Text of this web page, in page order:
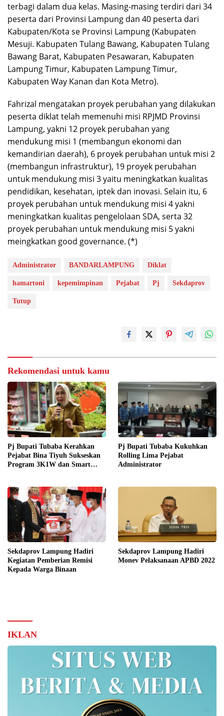
terbagi dalam dua kelas. Masing-masing terdiri dari 34
peserta dari Provinsi Lampung dan 40 peserta dari
Kabupaten/Kota se Provinsi Lampung (Kabupaten
Mesuji. Kabupaten Tulang Bawang, Kabupaten Tulang
Bawang Barat, Kabupaten Pesawaran, Kabupaten
Lampung Timur, Kabupaten Lampung Timur,
Kabupaten Way Kanan dan Kota Metro).
Fahrizal mengatakan proyek perubahan yang dilakukan
peserta diklat telah memenuhi misi RPJMD Provinsi
Lampung, yakni 12 proyek perubahan yang
mendukung misi 1 (membangun ekonomi dan
kemandirian daerah), 6 proyek perubahan untuk misi 2
(membangun infrastruktur), 19 proyek perubahan
untuk mendukung misi 3 yaitu meningkatkan kualitas
pendidikan, kesehatan, iptek dan inovasi. Selain itu, 6
proyek perubahan untuk mendukung misi 4 yakni
meningkatkan kualitas pengelolaan SDA, serta 32
proyek perubahan untuk mendukung misi 5 yakni
meingkatkan good governance. (*)
Administrator BANDARLAMPUNG Diklat
hamartoni kepemimpinan Pejabat Pj Sekdaprov
Tutup
Rekomendasi untuk kamu
Pj Bupati Tubaba Kerahkan
Pejabat Bina Tiyuh Sukseskan
Program 3K1W dan Smart
Pj Bupati Tubaba Kukuhkan
Rolling Lima Pejabat
Administrator
Sekdaprov Lampung Hadiri
Kegiatan Pemberian Remisi
Kepada Warga Binaan
Sekdaprov Lampung Hadiri
Monev Pelaksanaan APBD 2022
IKLAN